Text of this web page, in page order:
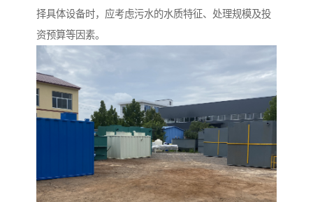
择具体设备时，应考虑污水的水质特征、处理规模及投
资预算等因素。